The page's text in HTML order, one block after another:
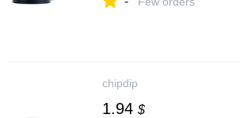
chipdip
1.94 $